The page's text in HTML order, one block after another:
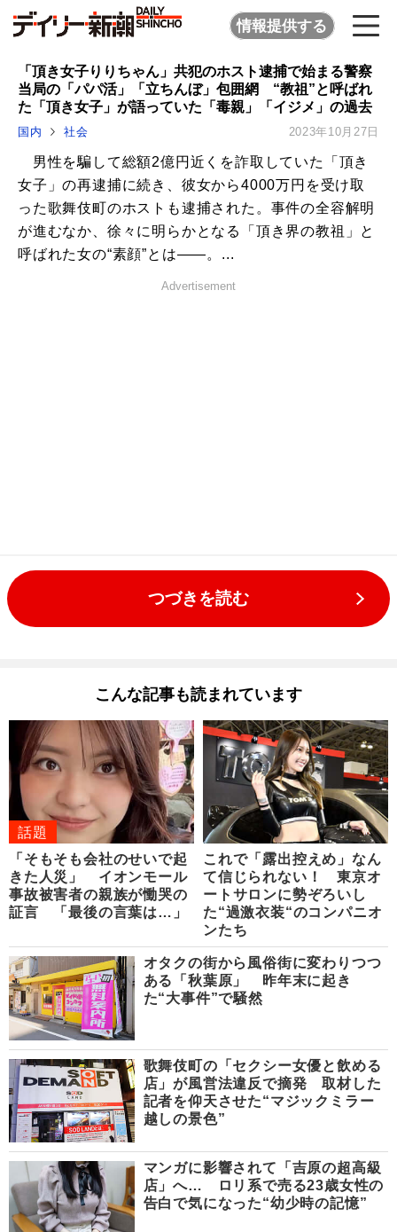
情報提供する
「頂き女子りりちゃん」共犯のホスト逮捕で始まる警察
当局の「パパ活」「立ちんぼ」包囲網 “教祖”と呼ばれ
た「頂き女子」が語っていた「毒親」「イジメ」の過去
国内 社会 2023年10月27日
男性を騙して総額2億円近くを詐取していた「頂き
女子」の再逮捕に続き、彼女から4000万円を受け取
った歌舞伎町のホストも逮捕された。事件の全容解明
が進むなか、徐々に明らかとなる「頂き界の教祖」と
呼ばれた女の“素顔”とは――。...
Advertisement
つづきを読む
こんな記事も読まれています
話題
「そもそも会社のせいで起
きた人災」 イオンモール
事故被害者の親族が慟哭の
証言 「最後の言葉は…」
これで「露出控えめ」なん
て信じられない！ 東京オ
ートサロンに勢ぞろいし
た“過激衣装“のコンパニオ
ンたち
オタクの街から風俗街に変わりつつ
ある「秋葉原」 昨年末に起き
た“大事件”で騒然
歌舞伎町の「セクシー女優と飲める
店」が風営法違反で摘発 取材した
記者を仰天させた“マジックミラー
越しの景色”
マンガに影響されて「吉原の超高級
店」へ… ロリ系で売る23歳女性の
告白で気になった“幼少時の記憶”